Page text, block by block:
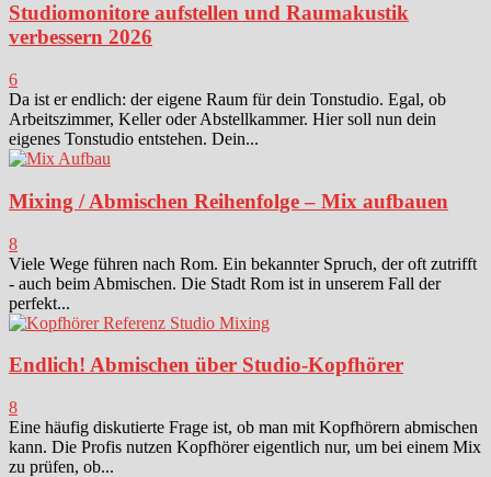
Studiomonitore aufstellen und Raumakustik
verbessern 2026
6
Da ist er endlich: der eigene Raum für dein Tonstudio. Egal, ob
Arbeitszimmer, Keller oder Abstellkammer. Hier soll nun dein
eigenes Tonstudio entstehen. Dein...
Mixing / Abmischen Reihenfolge – Mix aufbauen
8
Viele Wege führen nach Rom. Ein bekannter Spruch, der oft zutrifft
- auch beim Abmischen. Die Stadt Rom ist in unserem Fall der
perfekt...
Endlich! Abmischen über Studio-Kopfhörer
8
Eine häufig diskutierte Frage ist, ob man mit Kopfhörern abmischen
kann. Die Profis nutzen Kopfhörer eigentlich nur, um bei einem Mix
zu prüfen, ob...